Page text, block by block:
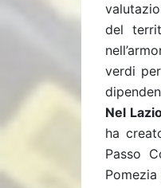
del
verdi
Nel
ha
Passo